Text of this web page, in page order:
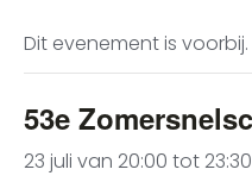
Dit evenement is voorbij.
53e
23 juli van 20:00 tot 23:30